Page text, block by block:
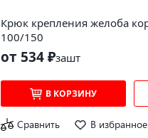
Крюк крепления желоба
100/150
от 534 ₽зашт
В КОРЗИНУ
Сравнить В избранное